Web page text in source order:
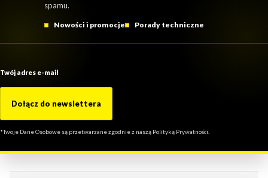
spamu.
Nowości i promocje Porady techniczne
Twój adres e-mail
Dołącz do newslettera
*Twoje Dane Osobowe są przetwarzane zgodnie z naszą Polityką Prywatności.